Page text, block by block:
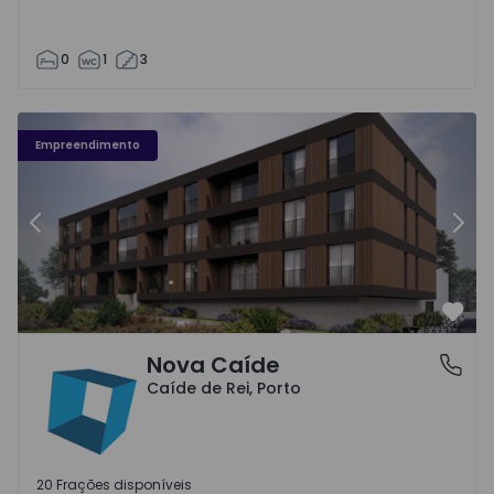
0 1 3
Empreendimento
Nova Caíde - 1
Anterior
Caíde de Rei, PortoNova Caíde
Caíde de Rei, Porto
20 Frações disponíveis